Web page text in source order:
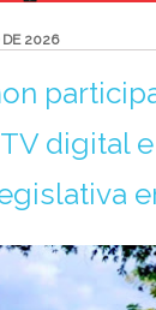
DE 2026
digital e